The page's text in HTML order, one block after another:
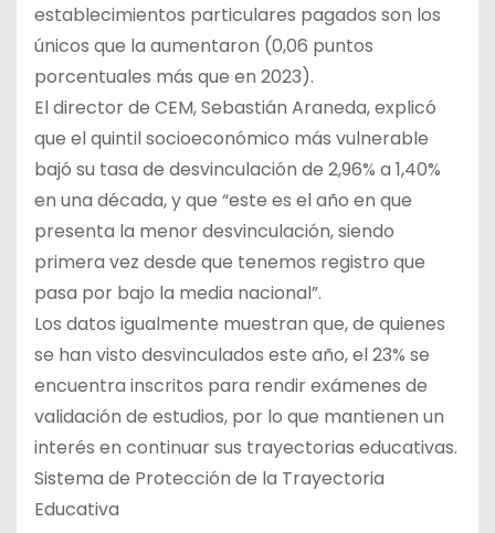
establecimientos particulares pagados son los
únicos que la aumentaron (0,06 puntos
porcentuales más que en 2023).
El director de CEM, Sebastián Araneda, explicó
que el quintil socioeconómico más vulnerable
bajó su tasa de desvinculación de 2,96% a 1,40%
en una década, y que “este es el año en que
presenta la menor desvinculación, siendo
primera vez desde que tenemos registro que
pasa por bajo la media nacional”.
Los datos igualmente muestran que, de quienes
se han visto desvinculados este año, el 23% se
encuentra inscritos para rendir exámenes de
validación de estudios, por lo que mantienen un
interés en continuar sus trayectorias educativas.
Sistema de Protección de la Trayectoria
Educativa